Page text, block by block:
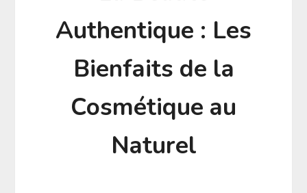
Authentique : Les
Bienfaits de la
Cosmétique au
Naturel